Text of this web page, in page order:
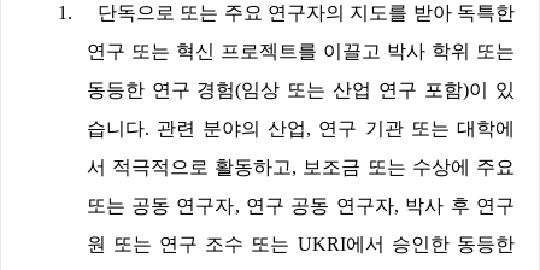
1.
단독으로 또는 주요 연구자의 지도를 받아 독특한
연구 또는 혁신 프로젝트를 이끌고 박사 학위 또는
동등한 연구 경험(임상 또는 산업 연구 포함)이 있
습니다. 관련 분야의 산업, 연구 기관 또는 대학에
서 적극적으로 활동하고, 보조금 또는 수상에 주요
또는 공동 연구자, 연구 공동 연구자, 박사 후 연구
원 또는 연구 조수 또는 UKRI에서 승인한 동등한